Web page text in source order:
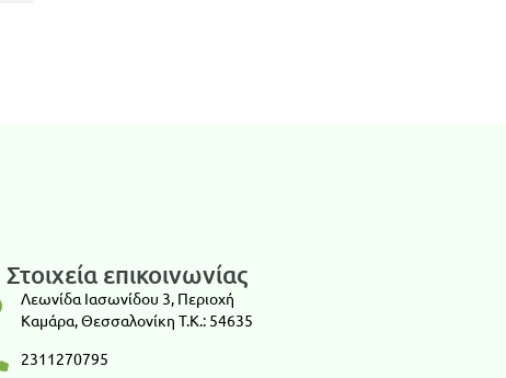
Στοιχεία επικοινωνίας
Λεωνίδα Ιασωνίδου 3, Περιοχή
Καμάρα, Θεσσαλονίκη T.K.: 54635
2311270795